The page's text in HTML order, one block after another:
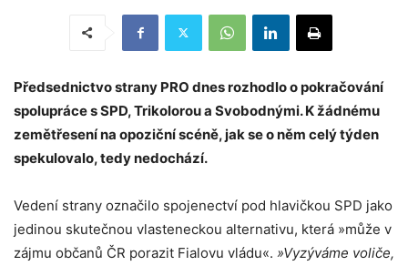
Předsednictvo strany PRO dnes rozhodlo o pokračování
spolupráce s SPD, Trikolorou a Svobodnými. K žádnému
zemětřesení na opoziční scéně, jak se o něm celý týden
spekulovalo, tedy nedochází.
Vedení strany označilo spojenectví pod hlavičkou SPD jako
jedinou skutečnou vlasteneckou alternativu, která »může v
zájmu občanů ČR porazit Fialovu vládu«. »Vyzýváme voliče,